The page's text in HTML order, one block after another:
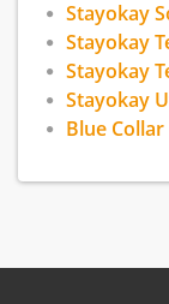
Stayokay
Stayokay
Stayokay
Stayokay
Blue